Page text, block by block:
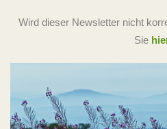
Wird dieser Newsletter nicht
Sie